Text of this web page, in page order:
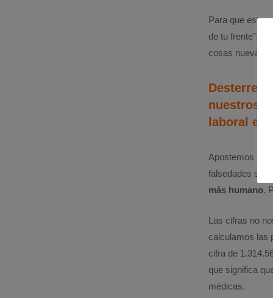
Para que esto
de tu frente”, y
cosas nuevas”,
nuestros
laboral en
Apostemos por
falsedades se
más humano.
Las cifras no
calculamos las
cifra de
que significa
médicas.